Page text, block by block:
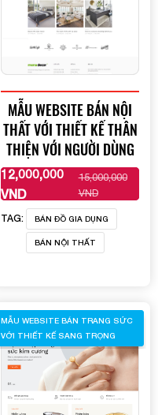
MẪU WEBSITE BÁN NỘI
THẤT VỚI THIẾT KẾ THÂN
THIỆN VỚI NGƯỜI DÙNG
12,000,000
VND
15,000,000
VND
XEM THÊM
TAG: BÁN ĐỒ GIA DỤNG
BÁN NỘI THẤT
MẪU WEBSITE BÁN TRANG SỨC
VỚI THIẾT KẾ SANG TRỌNG